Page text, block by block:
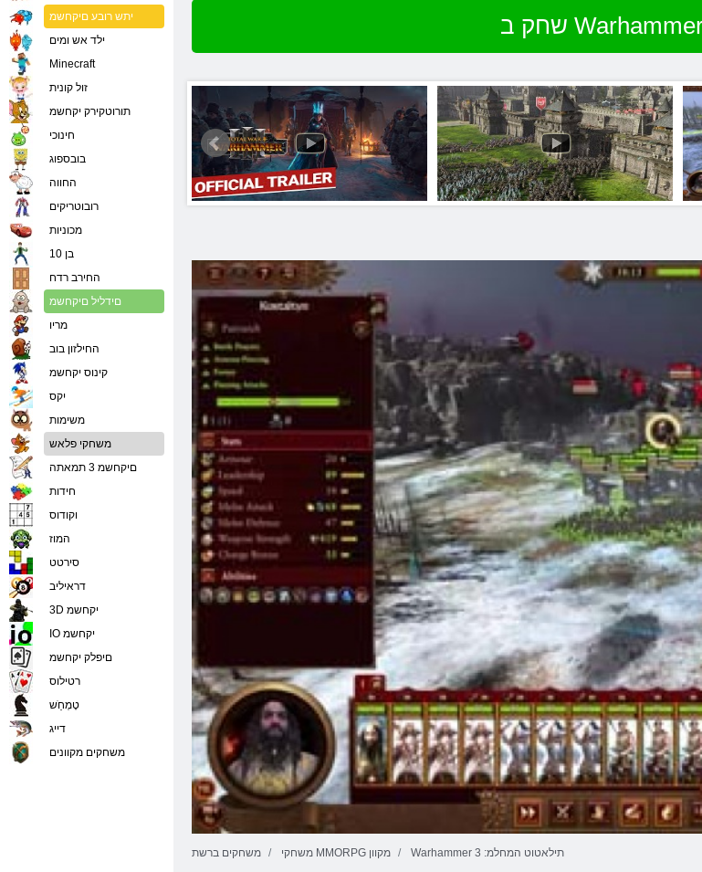
משחקים ברשת משחקי MMORPG מקוון Warhammer 3 :תילאטוט המחלמ
יתש רובע םיקחשמ
ילד אש ומים
Minecraft
זול קונית
תורוטקירק יקחשמ
חינוכי
בובספוג
החווה
רובוטריקים
מכוניות
בן 10
החירב רדח
םידליל םיקחשמ
מריו
החילזון בוב
קינוס יקחשמ
יִקס
משימות
משחקי פלאש
םיקחשמ 3 תמאתה
חידות
וקודוס
המוז
סירטט
דראיליב
3D יקחשמ
IO יקחשמ
םיפלק יקחשמ
רטילוס
טָמְחַׁש
דייג
משחקים מקוונים